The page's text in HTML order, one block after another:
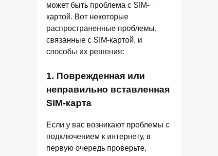
может быть проблема с SIM-
картой. Вот некоторые
распространенные проблемы,
связанные с SIM-картой, и
способы их решения:
1. Поврежденная или
неправильно вставленная
SIM-карта
Если у вас возникают проблемы с
подключением к интернету, в
первую очередь проверьте,